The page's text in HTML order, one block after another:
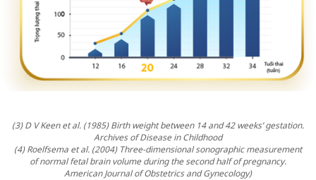
(3) D V Keen et al. (1985) Birth weight between 14 and 42 weeks’ gestation.
Archives of Disease in Childhood
(4) Roelfsema et al. (2004) Three-dimensional sonographic measurement
of normal fetal brain volume during the second half of pregnancy.
American Journal of Obstetrics and Gynecology)